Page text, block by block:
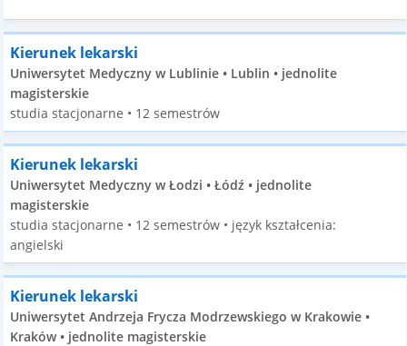
Kierunek lekarski
Uniwersytet Medyczny w Lublinie • Lublin • jednolite
magisterskie
studia stacjonarne • 12 semestrów
Kierunek lekarski
Uniwersytet Medyczny w Łodzi • Łódź • jednolite
magisterskie
studia stacjonarne • 12 semestrów • język kształcenia:
angielski
Kierunek lekarski
Uniwersytet Andrzeja Frycza Modrzewskiego w Krakowie •
Kraków • jednolite magisterskie